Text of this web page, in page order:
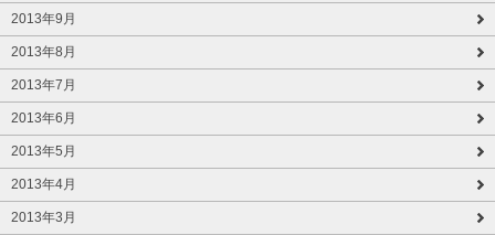
2013年9月
2013年8月
2013年7月
2013年6月
2013年5月
2013年4月
2013年3月